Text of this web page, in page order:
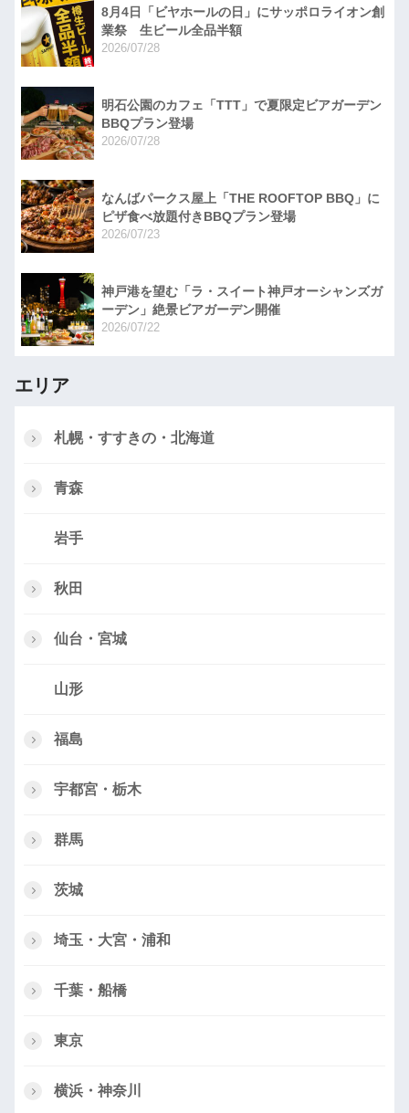
8月4日「ビヤホールの日」にサッポロライオン創
業祭 生ビール全品半額
2026/07/28
明石公園のカフェ「TTT」で夏限定ビアガーデン
BBQプラン登場
2026/07/28
なんばパークス屋上「THE ROOFTOP BBQ」に
ピザ食べ放題付きBBQプラン登場
2026/07/23
神戸港を望む「ラ・スイート神戸オーシャンズガ
ーデン」絶景ビアガーデン開催
2026/07/22
エリア
札幌・すすきの・北海道
青森
岩手
秋田
仙台・宮城
山形
福島
宇都宮・栃木
群馬
茨城
埼玉・大宮・浦和
千葉・船橋
東京
横浜・神奈川